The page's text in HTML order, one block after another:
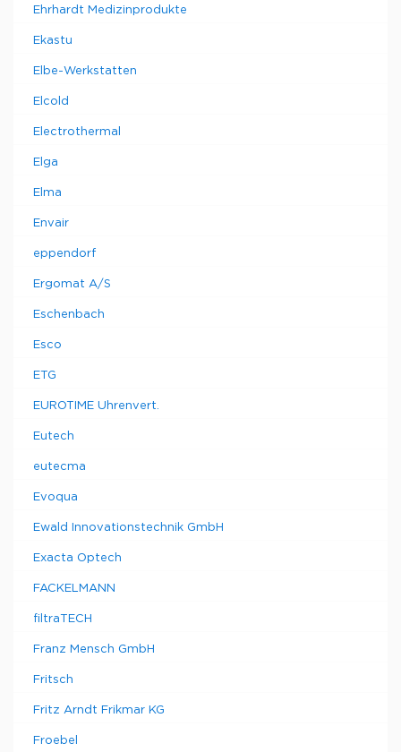
Ehrhardt Medizinprodukte
Ekastu
Elbe-Werkstatten
Elcold
Electrothermal
Elga
Elma
Envair
eppendorf
Ergomat A/S
Eschenbach
Esco
ETG
EUROTIME Uhrenvert.
Eutech
eutecma
Evoqua
Ewald Innovationstechnik GmbH
Exacta Optech
FACKELMANN
filtraTECH
Franz Mensch GmbH
Fritsch
Fritz Arndt Frikmar KG
Froebel